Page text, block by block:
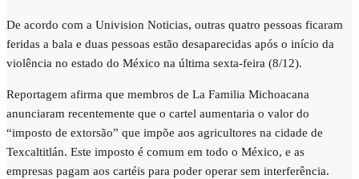
De acordo com a Univision Noticias, outras quatro pessoas ficaram
feridas a bala e duas pessoas estão desaparecidas após o início da
violência no estado do México na última sexta-feira (8/12).
Reportagem afirma que membros de La Familia Michoacana
anunciaram recentemente que o cartel aumentaria o valor do
“imposto de extorsão” que impõe aos agricultores na cidade de
Texcaltitlán. Este imposto é comum em todo o México, e as
empresas pagam aos cartéis para poder operar sem interferência.